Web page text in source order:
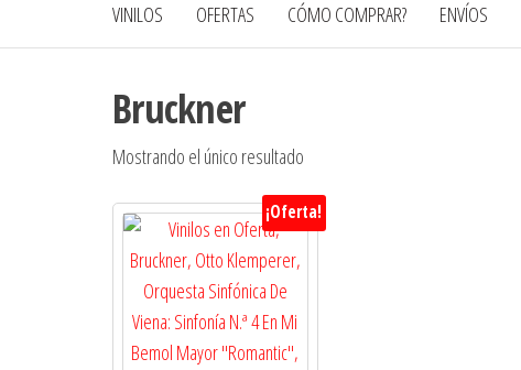
VINILOS OFERTAS CÓMO COMPRAR? ENVÍOS
Bruckner
Mostrando el único resultado
¡Oferta!